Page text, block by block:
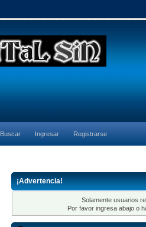
Buscar Ingresar Registrarse
¡Advertencia!
Solamente usuarios
Por favor ingresa abajo o